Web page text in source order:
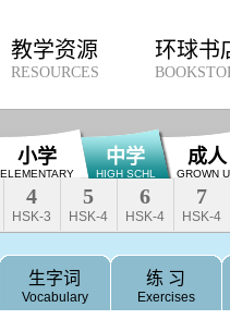
教学资源
RESOURCES
环球书
小学
ELEMENTARY
中学
HIGH SCHL
成人
GROWN
4
HSK-3
5
HSK-4
6
HSK-4
7
HSK-4
生字词
Vocabulary
练 习
Exercises